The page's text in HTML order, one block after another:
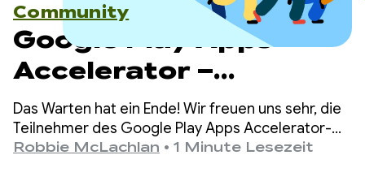
Community
Google Play Apps
Accelerator –
Jahrgang 2026
Das Warten hat ein Ende! Wir freuen uns sehr, die
Teilnehmer des Google Play Apps Accelerator-
Programms 2026 bekanntzugeben.
Robbie McLachlan • 1 Minute Lesezeit